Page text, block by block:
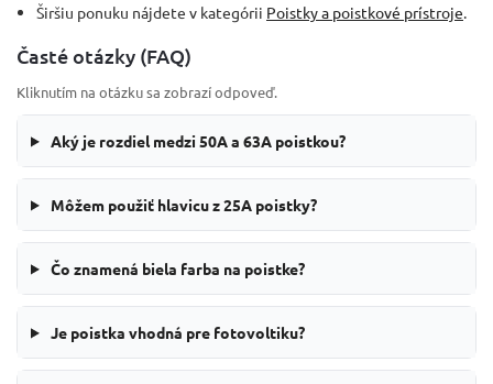
Širšiu ponuku nájdete v kategórii Poistky a poistkové prístroje
Časté otázky (FAQ)
Kliknutím na otázku sa zobrazí odpoveď.
Aký je rozdiel medzi 50A a 63A poistkou?
Môžem použiť hlavicu z 25A poistky?
Čo znamená biela farba na poistke?
Je poistka vhodná pre fotovoltiku?